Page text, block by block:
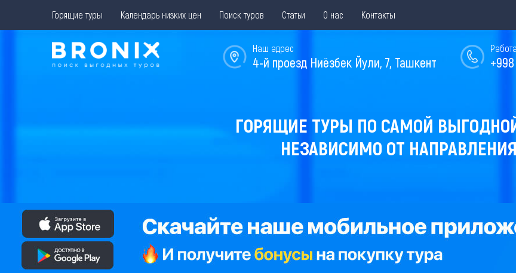
Горящие туры Календарь низких цен Поиск туров Статьи О нас Контакты
Наш адрес
4-й проезд Ниёзбек Йули, 7, Ташкент
ГОРЯЩИЕ ТУРЫ ПО САМОЙ
НЕЗАВИСИМО ОТ